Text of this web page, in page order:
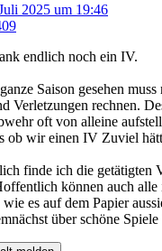
2025 um 19:46
endlich noch ein IV.
Saison gesehen
Verletzungen rechnen.
oft von alleine
ob wir einen IV Zuviel
finde ich die getätigten
können auch alle
wie es auf dem Papier
über schöne